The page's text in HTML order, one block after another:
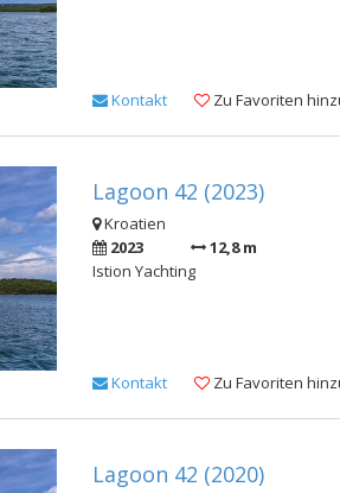
Kontakt Zu Favoriten
Lagoon 42 (2023)
Kroatien
2023
12,8 m
Istion Yachting
Kontakt Zu Favoriten
Lagoon 42 (2020)